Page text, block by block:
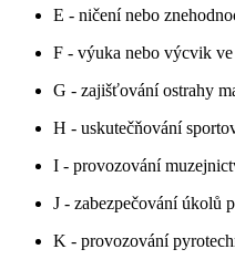
E - ničení nebo
F - výuka nebo výcvik ve
G - zajišťování ostrahy
H - uskutečňování
I - provozování
J - zabezpečování úkolů
K - provozování